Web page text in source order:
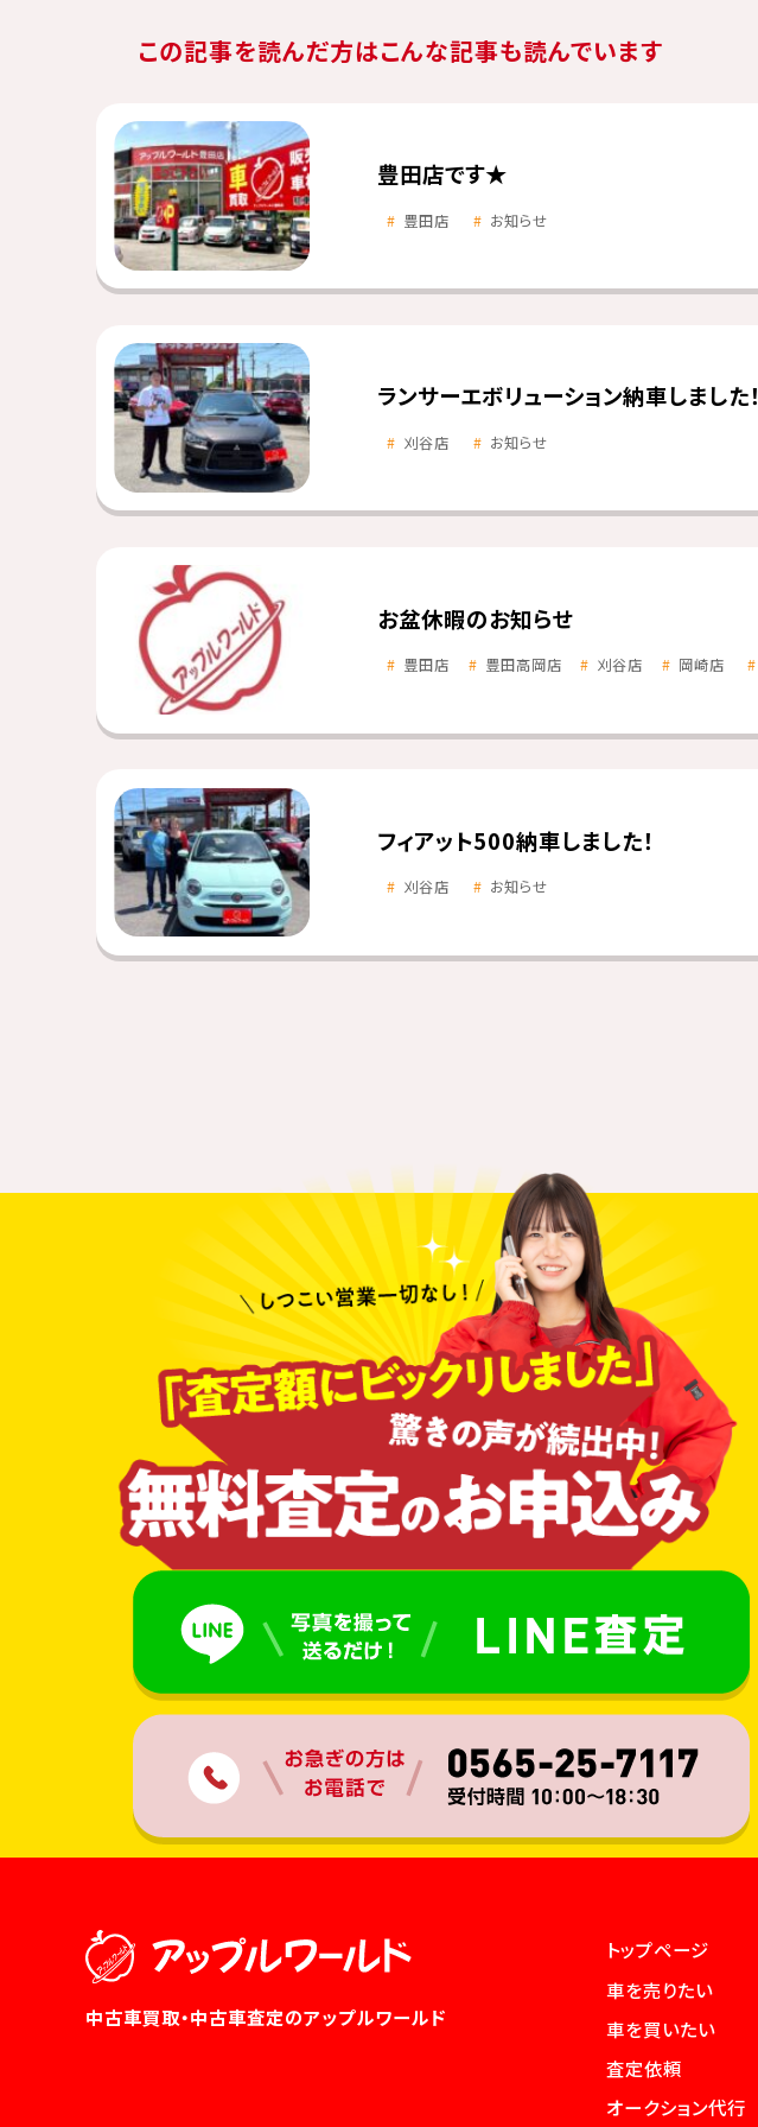
この記事を読んだ方はこんな記事も読んでいます
豊田店です★
豊田店 お知らせ
ランサーエボリューション納車しました！
刈谷店 お知らせ
お盆休暇のお知らせ
豊田店 豊田高岡店 刈谷店 岡崎店
フィアット500納車しました！
刈谷店 お知らせ
中古車買取・中古車査定のアップルワールド
トップページ
車を売りたい
車を買いたい
査定依頼
オークション代行